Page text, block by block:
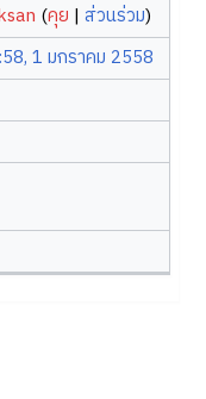
(คุย |ส่วนร่วม)
1 มกราคม 2558